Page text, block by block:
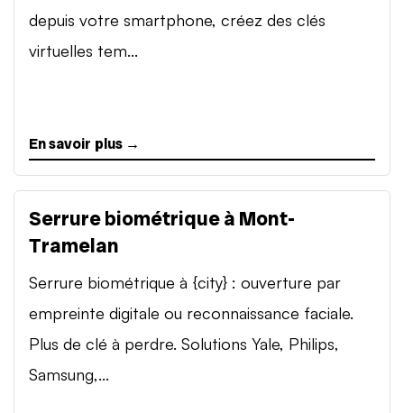
depuis votre smartphone, créez des clés
virtuelles tem...
En savoir plus →
Serrure biométrique à Mont-
Tramelan
Serrure biométrique à {city} : ouverture par
empreinte digitale ou reconnaissance faciale.
Plus de clé à perdre. Solutions Yale, Philips,
Samsung,...